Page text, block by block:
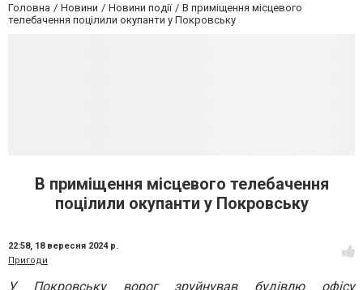
Головна Новини Новини події
В приміщення місцевого
телебачення поцілили окупанти у Покровську
В приміщення місцевого телебачення
поцілили окупанти у Покровську
22:58, 18 вересня 2024 р.
Пригоди
У Покровську ворог зруйнував будівлю офісу